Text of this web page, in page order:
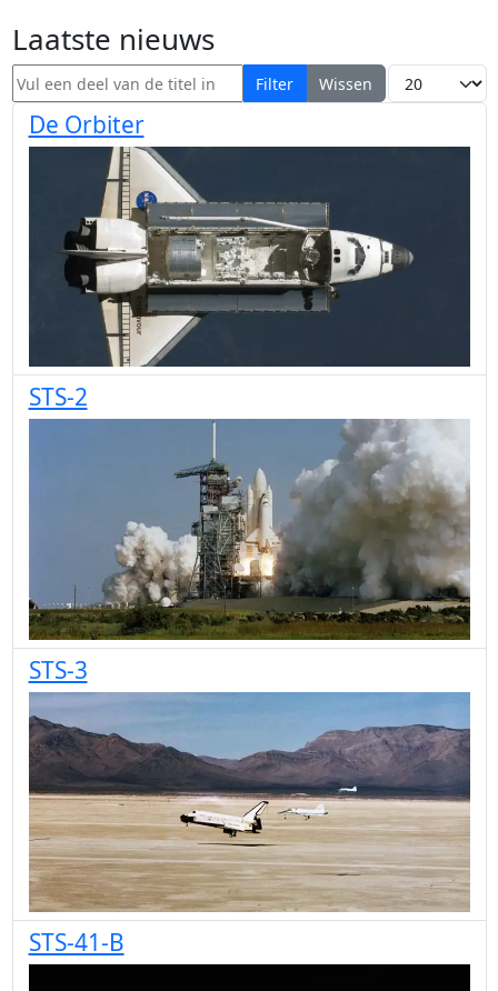
Laatste nieuws
Vul een deel van de titel in Filter Wissen Toon #
De Orbiter
STS-2
STS-3
STS-41-B